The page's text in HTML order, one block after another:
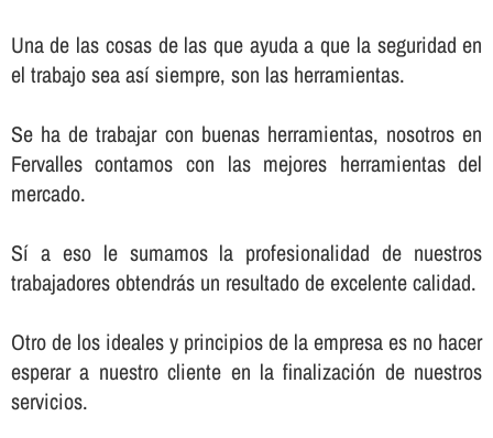
Una de las cosas de las que ayuda a que la seguridad en
el trabajo sea así­ siempre, son las herramientas.
Se ha de trabajar con buenas herramientas, nosotros en
Fervalles contamos con las mejores herramientas del
mercado.
Sí­ a eso le sumamos la profesionalidad de nuestros
trabajadores obtendrás un resultado de excelente calidad.
Otro de los ideales y principios de la empresa es no hacer
esperar a nuestro cliente en la finalización de nuestros
servicios.